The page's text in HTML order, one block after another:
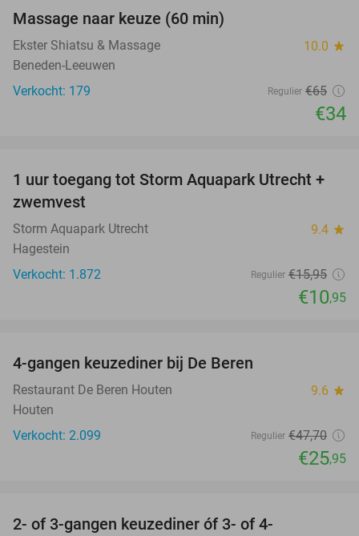
Massage naar keuze (60 min)
Ekster Shiatsu & Massage 10.0 star
Beneden-Leeuwen
Verkocht: 179
Regulier €65
€34
31%
1 uur toegang tot Storm Aquapark Utrecht +
zwemvest
Storm Aquapark Utrecht 9.4 star
Hagestein
Verkocht: 1.872
Regulier €15,95
€10,95
4-gangen keuzediner bij De Beren
Restaurant De Beren Houten 9.6 star
Houten
Verkocht: 2.099
Regulier €47,70
€25,95
2- of 3-gangen keuzediner óf 3- of 4-